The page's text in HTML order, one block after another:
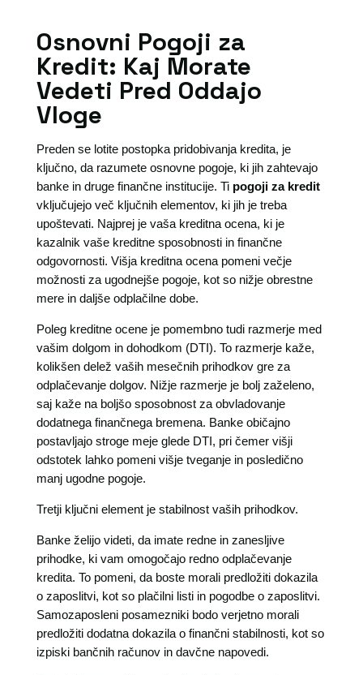
Osnovni Pogoji za
Kredit: Kaj Morate
Vedeti Pred Oddajo
Vloge
Preden se lotite postopka pridobivanja kredita, je
ključno, da razumete osnovne pogoje, ki jih zahtevajo
banke in druge finančne institucije. Ti pogoji za kredit
vključujejo več ključnih elementov, ki jih je treba
upoštevati. Najprej je vaša kreditna ocena, ki je
kazalnik vaše kreditne sposobnosti in finančne
odgovornosti. Višja kreditna ocena pomeni večje
možnosti za ugodnejše pogoje, kot so nižje obrestne
mere in daljše odplačilne dobe.
Poleg kreditne ocene je pomembno tudi razmerje med
vašim dolgom in dohodkom (DTI). To razmerje kaže,
kolikšen delež vaših mesečnih prihodkov gre za
odplačevanje dolgov. Nižje razmerje je bolj zaželeno,
saj kaže na boljšo sposobnost za obvladovanje
dodatnega finančnega bremena. Banke običajno
postavljajo stroge meje glede DTI, pri čemer višji
odstotek lahko pomeni višje tveganje in posledično
manj ugodne pogoje.
Tretji ključni element je stabilnost vaših prihodkov.
Banke želijo videti, da imate redne in zanesljive
prihodke, ki vam omogočajo redno odplačevanje
kredita. To pomeni, da boste morali predložiti dokazila
o zaposlitvi, kot so plačilni listi in pogodbe o zaposlitvi.
Samozaposleni posamezniki bodo verjetno morali
predložiti dodatna dokazila o finančni stabilnosti, kot so
izpiski bančnih računov in davčne napovedi.